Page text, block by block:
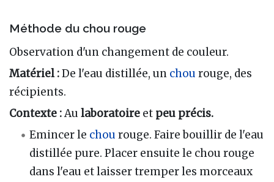
Méthode du chou rouge
Observation d'un changement de couleur.
Matériel :De l'eau distillée, un chou rouge, des
récipients.
Contexte :Au laboratoire et peu précis.
Emincer le chou rouge. Faire bouillir de l'eau
distillée pure. Placer ensuite le chou rouge
dans l'eau et laisser tremper les morceaux